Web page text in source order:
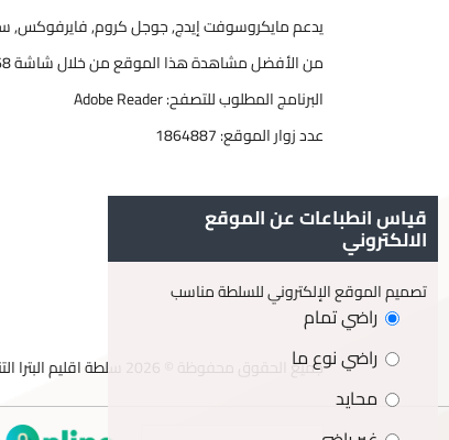
قياس انطباعات عن الموقع
الالكتروني
تصميم الموقع الإلكتروني للسلطة مناسب
راضي تمام
راضي نوع ما
محايد
يدعم مايكروسوفت إيدج, جوجل كروم, فايرفوكس,
من الأفضل مشاهدة هذا الموقع من خلال شاشة 768 × 1366
البرنامج المطلوب للتصفح: Adobe Reader
عدد زوار الموقع:1864887
جميع الحقوق محفوظة © 2026 سلطة اقليم البترا التنموي السياحي